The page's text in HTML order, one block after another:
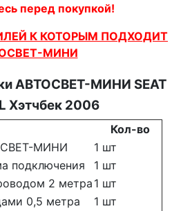
перед покупкой!
К КОТОРЫМ ПОДХОДИТ
МИНИ
АВТОСВЕТ-МИНИ SEAT
Хэтчбек 2006
Кол-во
МИНИ
1 шт
подключения
1 шт
2 метра 1 шт
0,5 метра
1 шт